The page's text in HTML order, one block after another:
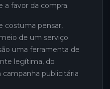
a favor da compra.
costuma pensar,
de um serviço
uma ferramenta de
legítima, do
publicitária